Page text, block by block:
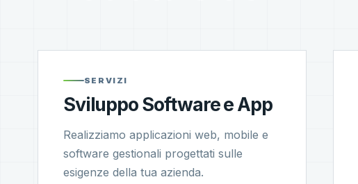
SERVIZI
Sviluppo Software e App
Realizziamo applicazioni web, mobile e
software gestionali progettati sulle
esigenze della tua azienda.